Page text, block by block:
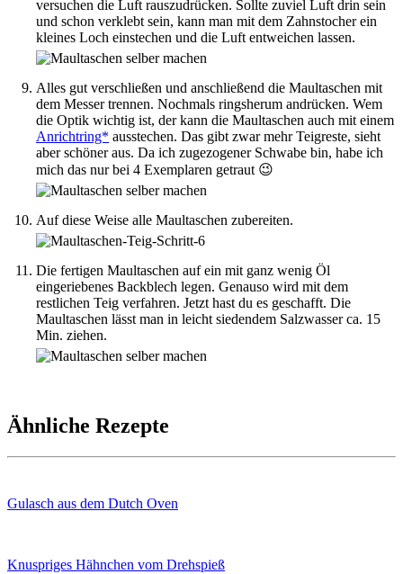
versuchen die Luft rauszudrücken. Sollte zuviel Luft drin sein
und schon verklebt sein, kann man mit dem Zahnstocher ein
kleines Loch einstechen und die Luft entweichen lassen.
Alles gut verschließen und anschließend die Maultaschen mit
dem Messer trennen. Nochmals ringsherum andrücken. Wem
die Optik wichtig ist, der kann die Maultaschen auch mit einem
Anrichtring* ausstechen. Das gibt zwar mehr Teigreste, sieht
aber schöner aus. Da ich zugezogener Schwabe bin, habe ich
mich das nur bei 4 Exemplaren getraut 😉
Auf diese Weise alle Maultaschen zubereiten.
Die fertigen Maultaschen auf ein mit ganz wenig Öl
eingeriebenes Backblech legen. Genauso wird mit dem
restlichen Teig verfahren. Jetzt hast du es geschafft. Die
Maultaschen lässt man in leicht siedendem Salzwasser ca. 15
Min. ziehen.
Ähnliche Rezepte
Gulasch aus dem Dutch Oven
Knuspriges Hähnchen vom Drehspieß